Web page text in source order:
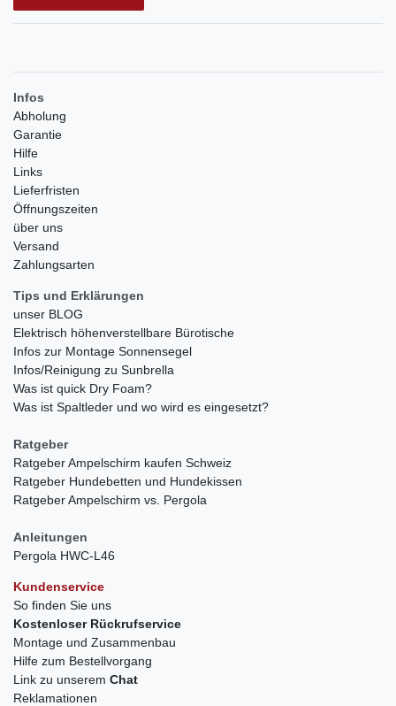
Infos
Abholung
Garantie
Hilfe
Links
Lieferfristen
Öffnungszeiten
über uns
Versand
Zahlungsarten
Tips und Erklärungen
unser BLOG
Elektrisch höhenverstellbare Bürotische
Infos zur Montage Sonnensegel
Infos/Reinigung zu Sunbrella
Was ist quick Dry Foam?
Was ist Spaltleder und wo wird es eingesetzt?
Ratgeber
Ratgeber Ampelschirm kaufen Schweiz
Ratgeber Hundebetten und Hundekissen
Ratgeber Ampelschirm vs. Pergola
Anleitungen
Pergola HWC-L46
Kundenservice
So finden Sie uns
Kostenloser Rückrufservice
Montage und Zusammenbau
Hilfe zum Bestellvorgang
Link zu unserem Chat
Reklamationen